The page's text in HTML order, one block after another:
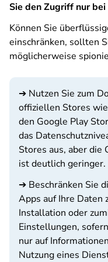
Sie den Zugriff nur
Können Sie
einschränken, sollten
möglicherweise
➔ Nutzen Sie zum
offiziellen Stores
den Google Play
das
Stores aus, aber die
ist deutlich geringer.
➔ Beschränken Sie
Apps auf Ihre Daten
Installation oder
Einstellungen,
nur auf
Nutzung eines